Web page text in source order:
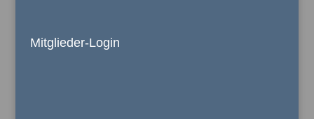
Mitglieder-Login